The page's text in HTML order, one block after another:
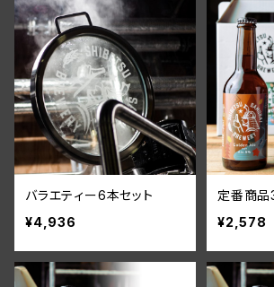
バラエティー6本セット
¥4,936
定番商品
¥2,578